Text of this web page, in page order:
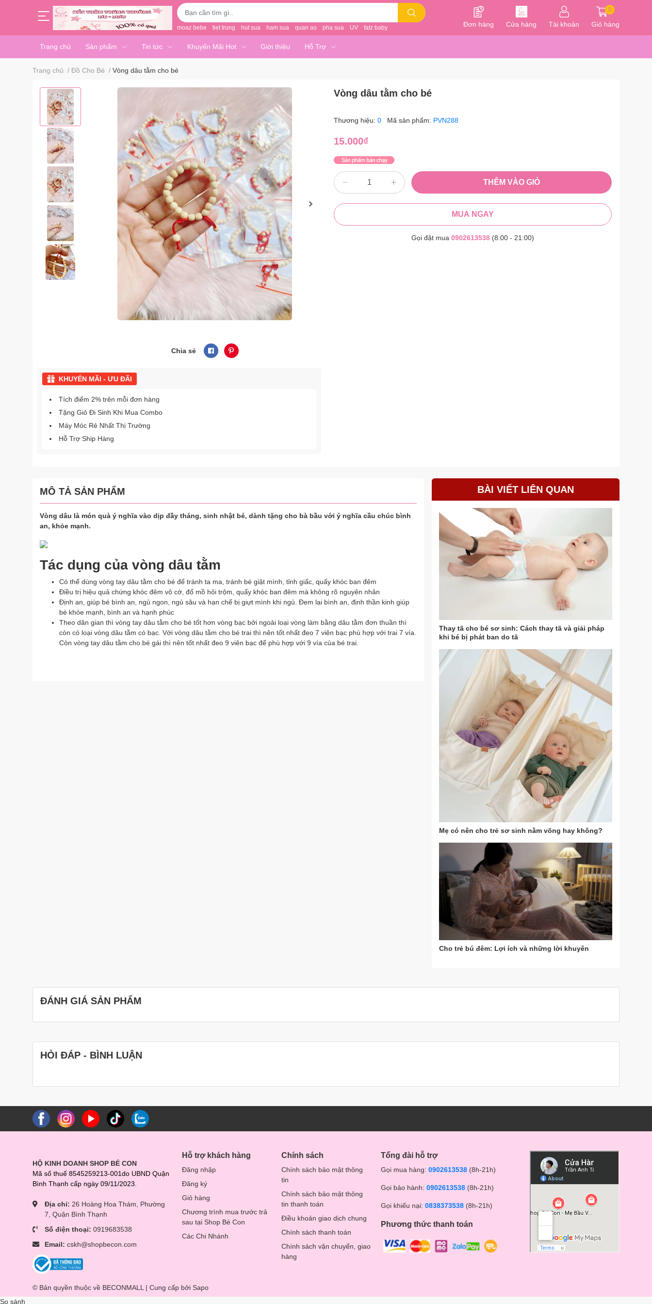
moaz bebe tiet trung hut sua ham sua quan ao pha sua UV fatz baby Đơn hàng Cửa hàng Tài khoản
0
Giỏ hàng
Trang chủ Sản phẩm Tin tức Khuyến Mãi Hot Giới thiệu Hỗ Trợ
Trang chủ / Đồ Cho Bé / Vòng dâu tằm cho bé
Chia sẻ
KHUYẾN MÃI - ƯU ĐÃI
Tích điểm 2% trên mỗi đơn hàng
Tặng Giỏ Đi Sinh Khi Mua Combo
Máy Móc Rẻ Nhất Thị Trường
Hỗ Trợ Ship Hàng
Vòng dâu tằm cho bé
Thương hiệu: 0 Mã sản phẩm: PVN288
15.000₫
THÊM VÀO GIỎ
MUA NGAY
Gọi đặt mua 0902613538 (8:00 - 21:00)
MÔ TẢ SẢN PHẨM
Vòng dâu là món quà ý nghĩa vào dịp đầy tháng, sinh nhật bé, dành tặng cho bà bầu với ý nghĩa cầu chúc bình
an, khỏe mạnh.
Tác dụng của vòng dâu tằm
Có thể dùng vòng tay dâu tằm cho bé để tránh ta ma, tránh bé giật mình, tỉnh giấc, quấy khóc ban đêm
Điều trị hiệu quả chứng khóc đêm vô cớ, đổ mồ hôi trộm, quấy khóc ban đêm mà không rõ nguyên nhân
Định an, giúp bé bình an, ngủ ngon, ngủ sâu và hạn chế bị giựt mình khi ngủ. Đem lại bình an, định thần kinh giúp
bé khỏe mạnh, bình an và hạnh phúc
Theo dân gian thì vòng tay dâu tằm cho bé tốt hơn vòng bạc bởi ngoài loại vòng làm bằng dâu tằm đơn thuần thì
còn có loại vòng dâu tằm có bạc. Với vòng dâu tằm cho bé trai thì nên tốt nhất đeo 7 viên bạc phù hợp với trai 7 vía.
Còn vòng tay dâu tằm cho bé gái thì nên tốt nhất đeo 9 viên bạc để phù hợp với 9 vía của bé trai.
BÀI VIẾT LIÊN QUAN
Thay tã cho bé sơ sinh: Cách thay tã và giải pháp
khi bé bị phát ban do tã
Mẹ có nên cho trẻ sơ sinh nằm võng hay không?
Cho trẻ bú đêm: Lợi ích và những lời khuyên
ĐÁNH GIÁ SẢN PHẨM
HỎI ĐÁP - BÌNH LUẬN
HỘ KINH DOANH SHOP BÉ CON
Mã số thuế 8545259213-001do UBND Quận
Bình Thạnh cấp ngày 09/11/2023.
Địa chỉ: 26 Hoàng Hoa Thám, Phường
7, Quận Bình Thạnh
Số điện thoại: 0919683538
Email: cskh@shopbecon.com
Hỗ trợ khách hàng
Đăng nhập
Đăng ký
Giỏ hàng
Chương trình mua trước trả
sau tại Shop Bé Con
Các Chi Nhánh
Chính sách
Chính sách bảo mật thông
tin
Chính sách bảo mật thông
tin thanh toán
Điều khoản giao dịch chung
Chính sách thanh toán
Chính sách vận chuyển, giao
hàng
Tổng đài hỗ trợ
Gọi mua hàng: 0902613538 (8h-21h)
Gọi bảo hành: 0902613538 (8h-21h)
Gọi khiếu nại: 0838373538 (8h-21h)
Phương thức thanh toán
© Bản quyền thuộc về BECONMALL | Cung cấp bởi Sapo
So sánh